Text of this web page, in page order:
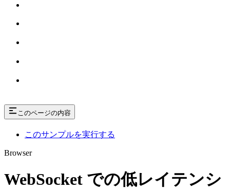
このページの内容
このサンプルを実行する
Browser
WebSocket での低レイテンシ